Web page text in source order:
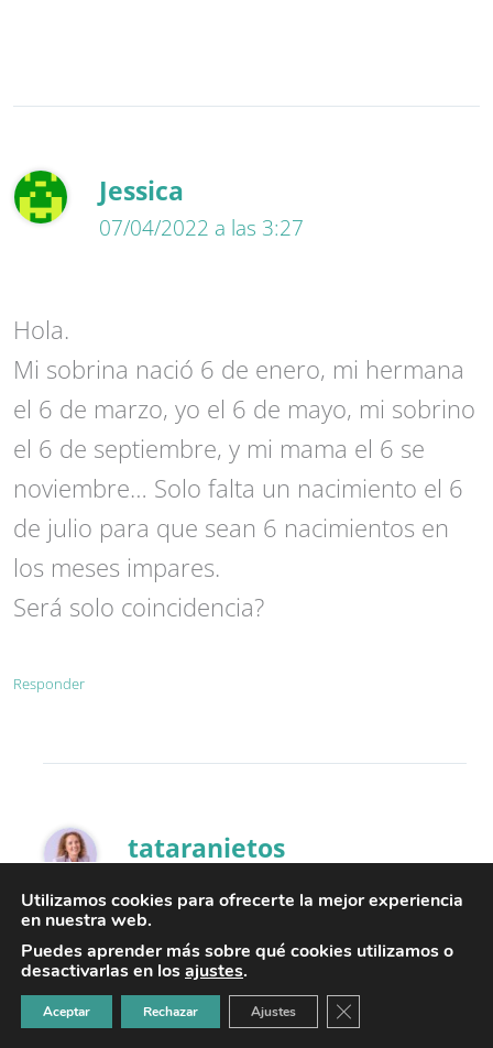
Jessica
07/04/2022 a las 3:27
Hola.
Mi sobrina nació 6 de enero, mi hermana
el 6 de marzo, yo el 6 de mayo, mi sobrino
el 6 de septiembre, y mi mama el 6 se
noviembre… Solo falta un nacimiento el 6
de julio para que sean 6 nacimientos en
los meses impares.
Será solo coincidencia?
Responder
tataranietos
Puede que sea solo coincidencia o que
para vuestra familia los días 6 estén
Utilizamos cookies para ofrecerte la mejor experiencia
en nuestra web.
Puedes aprender más sobre qué cookies utilizamos o
desactivarlas en losajustes.
Aceptar Rechazar Ajustes CERRAR EL